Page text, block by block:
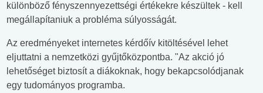
különböző fényszennyezettségi értékekre készültek - kell
megállapítaniuk a probléma súlyosságát.
Az eredményeket internetes kérdőív kitöltésével lehet
eljuttatni a nemzetközi gyűjtőközpontba. "Az akció jó
lehetőséget biztosít a diákoknak, hogy bekapcsolódjanak
egy tudományos programba.